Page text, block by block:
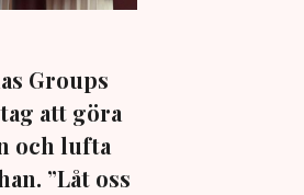
Groups
att göra
och lufta
”Låt oss